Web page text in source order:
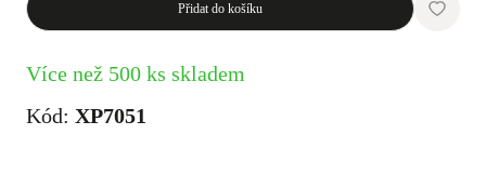
Přidat do košíku
Více než 500 ks skladem
Kód: XP7051